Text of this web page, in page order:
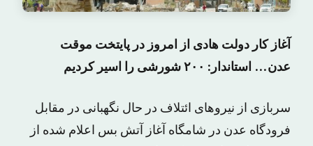
آغاز کار دولت هادی از امروز در پایتخت موقت
عدن… استاندار: ۲۰۰ شورشی را اسیر کردیم
سربازی از نیروهای ائتلاف در حال نگهبانی در مقابل
فرودگاه عدن در شامگاه آغاز آتش بس اعلام شده از